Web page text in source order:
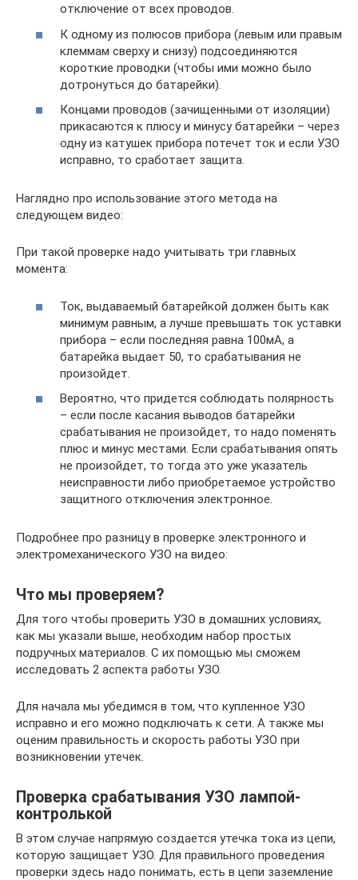
отключение от всех проводов.
К одному из полюсов прибора (левым или правым
клеммам сверху и снизу) подсоединяются
короткие проводки (чтобы ими можно было
дотронуться до батарейки).
Концами проводов (зачищенными от изоляции)
прикасаются к плюсу и минусу батарейки – через
одну из катушек прибора потечет ток и если УЗО
исправно, то сработает защита.
Наглядно про использование этого метода на
следующем видео:
При такой проверке надо учитывать три главных
момента:
Ток, выдаваемый батарейкой должен быть как
минимум равным, а лучше превышать ток уставки
прибора – если последняя равна 100мА, а
батарейка выдает 50, то срабатывания не
произойдет.
Вероятно, что придется соблюдать полярность
– если после касания выводов батарейки
срабатывания не произойдет, то надо поменять
плюс и минус местами. Если срабатывания опять
не произойдет, то тогда это уже указатель
неисправности либо приобретаемое устройство
защитного отключения электронное.
Подробнее про разницу в проверке электронного и
электромеханического УЗО на видео:
Что мы проверяем?
Для того чтобы проверить УЗО в домашних условиях,
как мы указали выше, необходим набор простых
подручных материалов. С их помощью мы сможем
исследовать 2 аспекта работы УЗО.
Для начала мы убедимся в том, что купленное УЗО
исправно и его можно подключать к сети. А также мы
оценим правильность и скорость работы УЗО при
возникновении утечек.
Проверка срабатывания УЗО лампой-
контролькой
В этом случае напрямую создается утечка тока из цепи,
которую защищает УЗО. Для правильного проведения
проверки здесь надо понимать, есть в цепи заземление